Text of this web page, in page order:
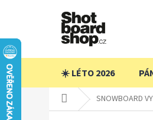
☀️ LÉTO 2026
Domů SNOWBOARD